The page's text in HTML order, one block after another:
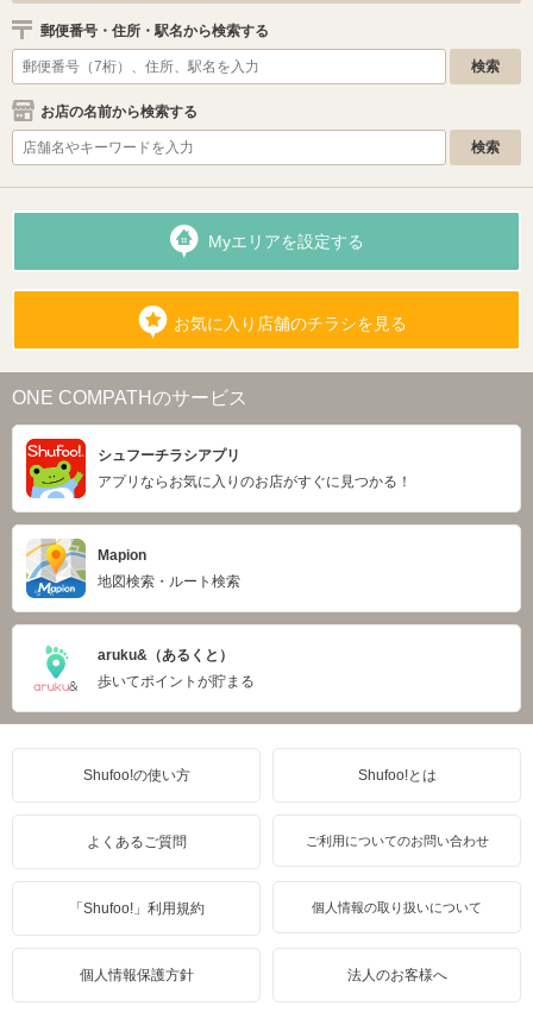
郵便番号・住所・駅名から検索する
お店の名前から検索する
Myエリアを設定する
お気に入り店舗のチラシを見る
ONE COMPATHのサービス
シュフーチラシアプリ
アプリならお気に入りのお店がすぐに見つかる！
Mapion
地図検索・ルート検索
aruku&（あるくと）
歩いてポイントが貯まる
Shufoo!の使い方 Shufoo!とは
よくあるご質問 ご利用についてのお問い合わせ
「Shufoo!」利用規約 個人情報の取り扱いについて
個人情報保護方針 法人のお客様へ